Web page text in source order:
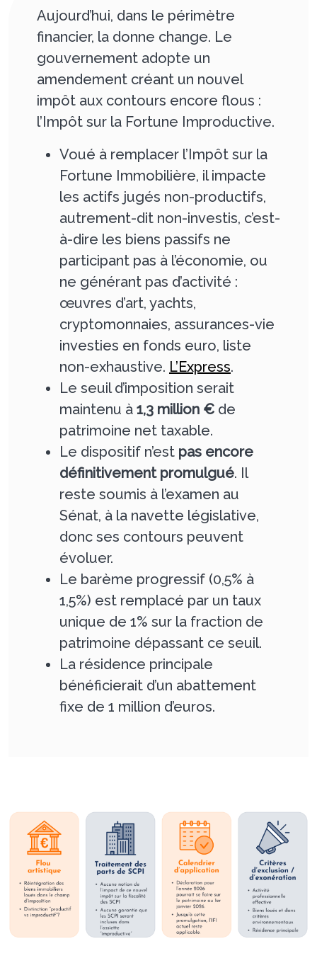
Aujourd’hui, dans le périmètre
financier, la donne change. Le
gouvernement adopte un
amendement créant un nouvel
impôt aux contours encore flous :
l’Impôt sur la Fortune Improductive.
Voué à remplacer l’Impôt sur la
Fortune Immobilière, il impacte
les actifs jugés non-productifs,
autrement-dit non-investis, c’est-
à-dire les biens passifs ne
participant pas à l’économie, ou
ne générant pas d’activité :
œuvres d’art, yachts,
cryptomonnaies, assurances-vie
investies en fonds euro, liste
non-exhaustive. L’Express.
Le seuil d’imposition serait
maintenu à 1,3 million € de
patrimoine net taxable.
Le dispositif n’est pas encore
définitivement promulgué. Il
reste soumis à l’examen au
Sénat, à la navette législative,
donc ses contours peuvent
évoluer.
Le barème progressif (0,5% à
1,5%) est remplacé par un taux
unique de 1% sur la fraction de
patrimoine dépassant ce seuil.
La résidence principale
bénéficierait d’un abattement
fixe de 1 million d’euros.